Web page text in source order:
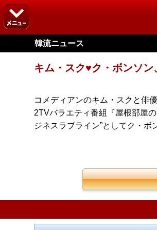
韓流ニュース
キム・スク♥ク・ボンソ
コメディアンのキム・スクと俳
2TVバラエティ番組『屋根部屋
ジネスラブライン”としてク・ボ